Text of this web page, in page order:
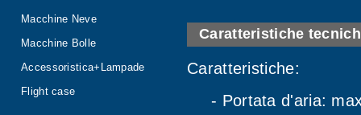
Macchine Neve
Macchine Bolle
Accessoristica+Lampade
Flight case
Caratteristiche
Caratteristiche:
- Portata d'aria: